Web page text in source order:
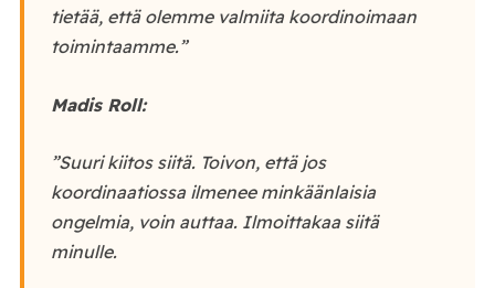
tietää, että olemme valmiita koordinoimaan
toimintaamme.”
Madis Roll:
”Suuri kiitos siitä. Toivon, että jos
koordinaatiossa ilmenee minkäänlaisia
ongelmia, voin auttaa. Ilmoittakaa siitä
minulle.